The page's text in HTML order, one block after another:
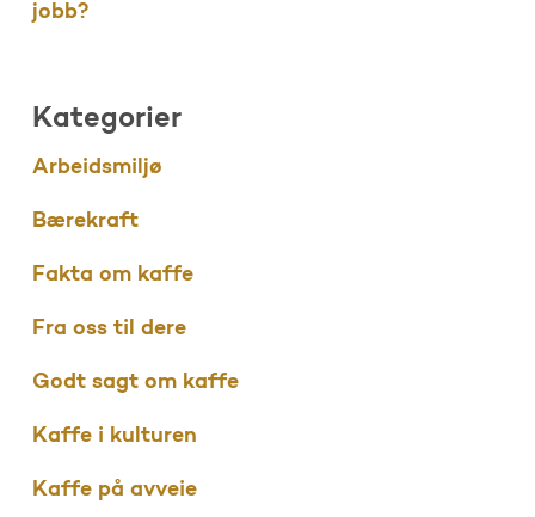
jobb?
Kategorier
Arbeidsmiljø
Bærekraft
Fakta om kaffe
Fra oss til dere
Godt sagt om kaffe
Kaffe i kulturen
Kaffe på avveie